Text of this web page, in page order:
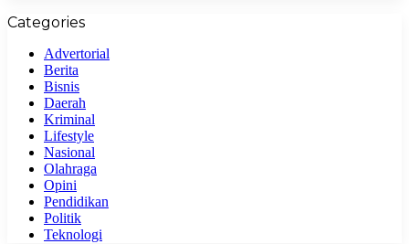
Categories
Advertorial
Berita
Bisnis
Daerah
Kriminal
Lifestyle
Nasional
Olahraga
Opini
Pendidikan
Politik
Teknologi